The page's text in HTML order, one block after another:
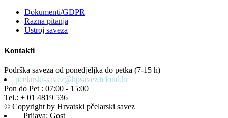
Dokumenti/GDPR
Razna pitanja
Ustroj saveza
Kontakti
Podrška saveza od ponedjeljka do petka (7-15 h)
pcelarski-savez@hpsavez.tcloud.hr
Pon do Pet : 07:00 - 15:00
Tel.: + 01 4819 536
© Copyright by Hrvatski pčelarski savez
Prijava: Gost